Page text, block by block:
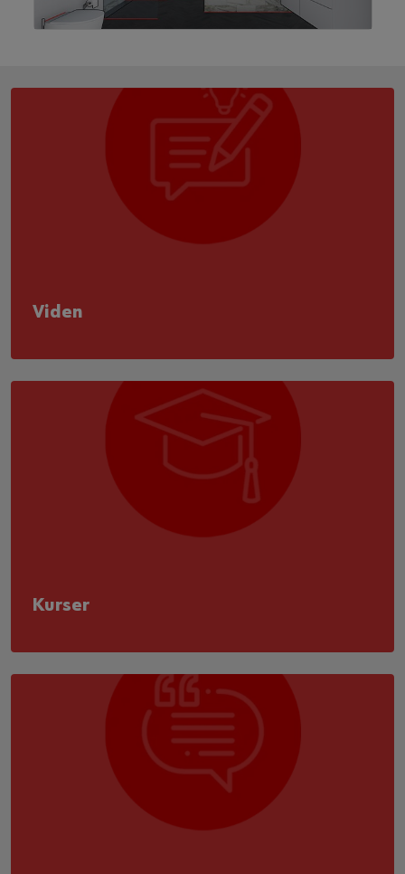
Viden
Kurser